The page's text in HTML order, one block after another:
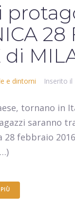
28
di
e dintorni Inserito il
tornano in
saranno
febbraio